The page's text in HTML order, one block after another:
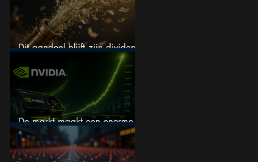
Dit aandeel blijft zijn dividend
verhogen, wat er ook gebeurt
De markt maakt een enorme
fout bij Nvidia